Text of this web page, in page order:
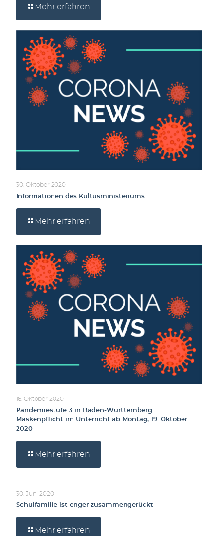
Mehr erfahren
30. Oktober 2020
Informationen des Kultusministeriums
Mehr erfahren
16. Oktober 2020
Pandemiestufe 3 in Baden-Württemberg:
Maskenpflicht im Unterricht ab Montag, 19. Oktober
2020
Mehr erfahren
30. Juni 2020
Schulfamilie ist enger zusammengerückt
Mehr erfahren